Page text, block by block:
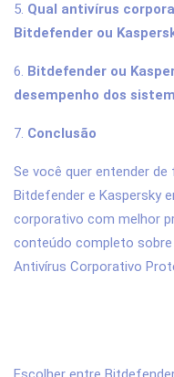
5. Qual antivírus
Bitdefender ou
6. Bitdefender ou
desempenho dos
7. Conclusão
Se você quer entender
Bitdefender e Kaspersky
corporativo com melhor
conteúdo completo sobre
Antivírus Corporativo